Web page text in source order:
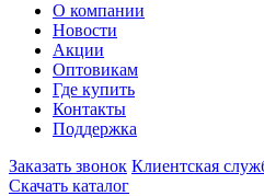
О компании
Новости
Акции
Оптовикам
Где купить
Контакты
Поддержка
Заказать звонок Клиентская
Скачать каталог